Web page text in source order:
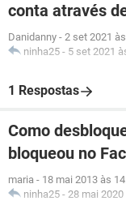
conta através
Danidanny - 2 set 2021
ninha25 - 5 set 2021
1 Respostas
Como
bloqueou no
maria - 18 mai 2013 às
ninha25 - 28 mai 2020